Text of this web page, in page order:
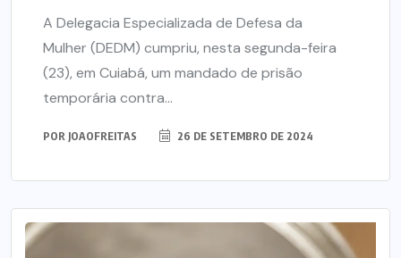
A Delegacia Especializada de Defesa da
Mulher (DEDM) cumpriu, nesta segunda-feira
(23), em Cuiabá, um mandado de prisão
temporária contra...
POR JOAOFREITAS 26 DE SETEMBRO DE 2024